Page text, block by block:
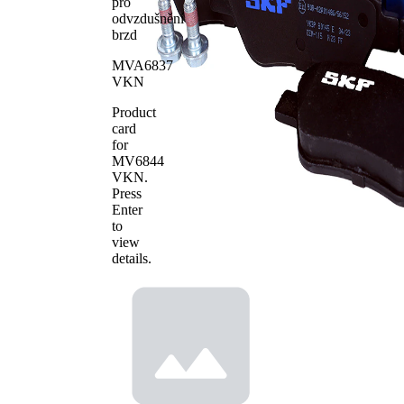
obložení
4
odvzdušnění
brzd
MVA6837
VKN
Product
card
for
MV6844
VKN.
Press
Enter
to
view
details.